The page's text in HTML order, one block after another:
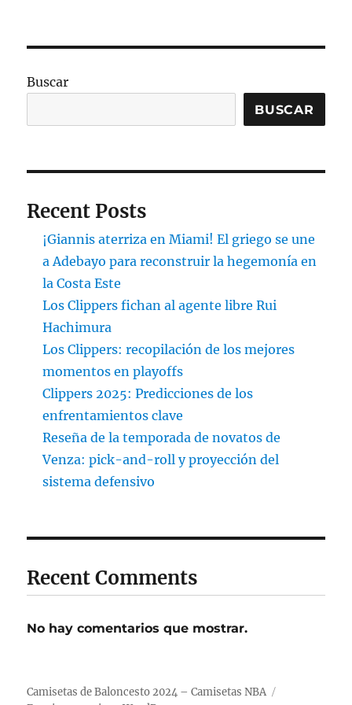
Buscar
BUSCAR
Recent Posts
¡Giannis aterriza en Miami! El griego se une
a Adebayo para reconstruir la hegemonía en
la Costa Este
Los Clippers fichan al agente libre Rui
Hachimura
Los Clippers: recopilación de los mejores
momentos en playoffs
Clippers 2025: Predicciones de los
enfrentamientos clave
Reseña de la temporada de novatos de
Venza: pick-and-roll y proyección del
sistema defensivo
Recent Comments
No hay comentarios que mostrar.
Camisetas de Baloncesto 2024 – Camisetas NBA